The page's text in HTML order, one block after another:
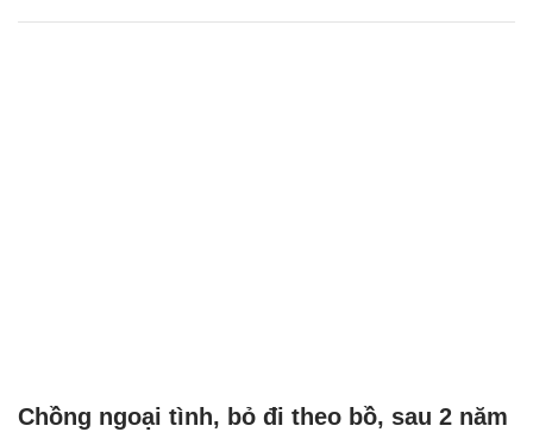
Chồng ngoại tình, bỏ đi theo bồ, sau 2 năm